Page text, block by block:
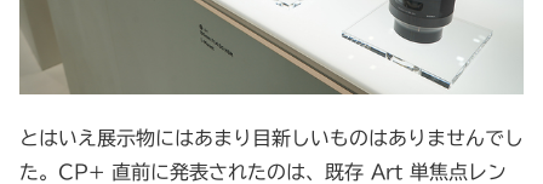
とはいえ展示物にはあまり目新しいものはありませんでし
た。CP+ 直前に発表されたのは、既存 Art 単焦点レン